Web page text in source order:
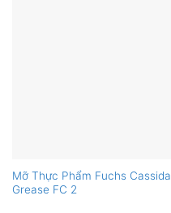
Mỡ Thực Phẩm Fuchs Cassida
Grease FC 2